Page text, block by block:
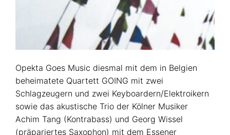
Opekta Goes Music diesmal mit dem in Belgien
beheimatete Quartett GOING mit zwei
Schlagzeugern und zwei Keyboardern/Elektroikern
sowie das akustische Trio der Kölner Musiker
Achim Tang (Kontrabass) und Georg Wissel
(präpariertes Saxophon) mit dem Essener